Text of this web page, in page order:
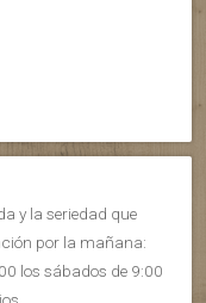
y la seriedad que
por la mañana:
los sábados de 9:00